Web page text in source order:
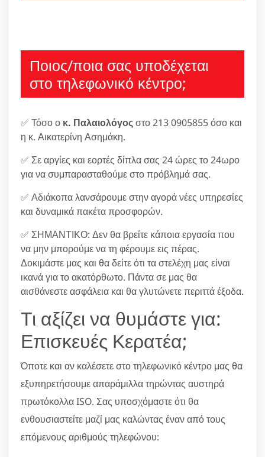
Ποιος/ποια σας υποδέχεται
στο τηλεφωνικό κέντρο;
✅ Τόσο ο κ. Παλαιολόγοςστο 213 0905855 όσο και
η κ. Αικατερίνη Ασημάκη.
✅ Σε αργίες και εορτές δίπλα σας 24 ώρες το 24ωρο
για να συμπαρασταθούμε στο πρόβλημά σας.
✅ Αδιάκοπα λανσάρουμε στην αγορά νέες υπηρεσίες
και δυναμικά πακέτα προσφορών.
✅ ΣΗΜΑΝΤΙΚΟ: Δεν θα βρείτε κάποια εργασία που
να μην μπορούμε να τη φέρουμε εις πέρας.
Δοκιμάστε μας και θα δείτε ότι τα στελέχη μας είναι
ικανά για το ακατόρθωτο. Πάντα σε μας θα
αισθάνεστε ασφάλεια και θα γλυτώνετε περιττά έξοδα.
Τι αξίζει να θυμάστε για:
Επισκευές Κερατέα;
Όποτε και αν καλέσετε στο τηλεφωνικό κέντρο μας θα
εξυπηρετήσουμε απαράμιλλα τηρώντας αυστηρά
πρωτόκολλα ISO. Σας υποσχόμαστε ότι θα
ενθουσιαστείτε μαζί μας καλώντας έναν από τους
επόμενους αριθμούς τηλεφώνου: